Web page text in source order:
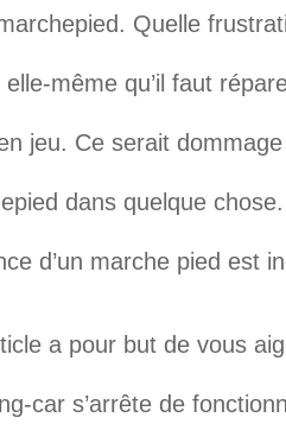
Quelle
elle-même qu’il faut
jeu. Ce serait
dans quelque
d’un marche pied est
a pour but de vous
car s’arrête de